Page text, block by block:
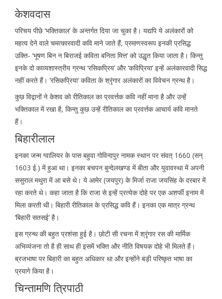
केशवदास
परिचय पीछे ‘भक्तिकाल’ के अन्तर्गत दिया जा चुका है। यद्यपि ये अलंकारों को
महत्व देने वाले चमत्कारवादी कवि माने जाते हैं, प्रमाणस्वरूप इनकी प्रसिद्ध
उक्ति- ‘भूषण बिन न बिराजई कविता बनिता मित्त’ को उद्धृत किया जाता है। किन्तु
इनके दो काव्यशास्त्रीय ग्रन्थ ‘रसिकप्रिय’ और ‘कविप्रिया’ इन्हें अलंकारवादी सिद्ध
नहीं करते हैं। ‘रसिकप्रिया’ कविता के श्रृंगार अलंकारों का विवेचन ग्रन्थ है।
कुछ विद्वानों ने केशव को रीतिकाल का प्रवर्त्तक कवि नहीं माना है और उन्हें
भक्तिकाल में रखा है, किन्तु कुछ उन्हें रीतिकाल का प्रवर्त्तक आचार्य कवि मानते
हैं।
बिहारीलाल
इनका जन्म ग्वालियर के पास बहुवा गोविन्दपुर नामक स्थान पर संवत् 1660 (सन्
1603 ई.) में हुआ था। इनका बचपन बुन्देलखण्ड में बीता और युवावस्था में अपनी
ससुराल मथुरा में आ बसे थे। ये आमेर (जयपुर) के मिर्जा राजा जयसिंह के दरबार में
रहा करते थे। कहा जाता है कि राजा से इन्हें प्रत्येक दोहे पर एक अशर्फी इनाम में
मिला करती थी। बिहारी रीतिकाल के प्रसिद्ध कवि हैं। इनका एक मात्र ग्रन्थ
‘बिहारी सतसई’ है।
इस ग्रन्थ की बहुत प्रशंसा हुई है। छोटी सी रचना में श्रृंगार रस की मार्मिक
अभिव्यंजना तो है ही साथ ही इसमें भक्ति और नीति विषयक दोहे भी मिलते हैं।
ब्रजभाषा पर बिहारी का बहुत अधिकार था और इन्होंने बड़ी परिष्कृत भाषा का
प्रयागे किया है।
चिन्तामणि त्रिपाठी